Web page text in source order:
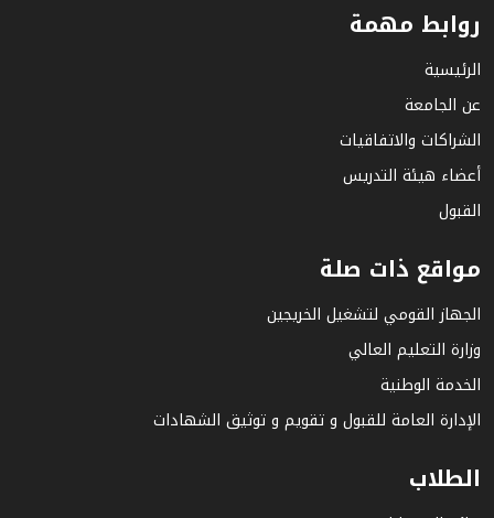
روابط مهمة
الرئيسية
عن الجامعة
الشراكات والاتفاقيات
أعضاء هيئة التدريس
القبول
مواقع ذات صلة
الجهاز القومي لتشغيل الخريجين
وزارة التعليم العالي
الخدمة الوطنية
الإدارة العامة للقبول و تقويم و توثيق الشهادات
الطلاب